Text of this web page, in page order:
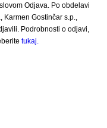
Odjava. Po obdelavi
Gostinčar s.p.,
Podrobnosti o odjavi,
tukaj.